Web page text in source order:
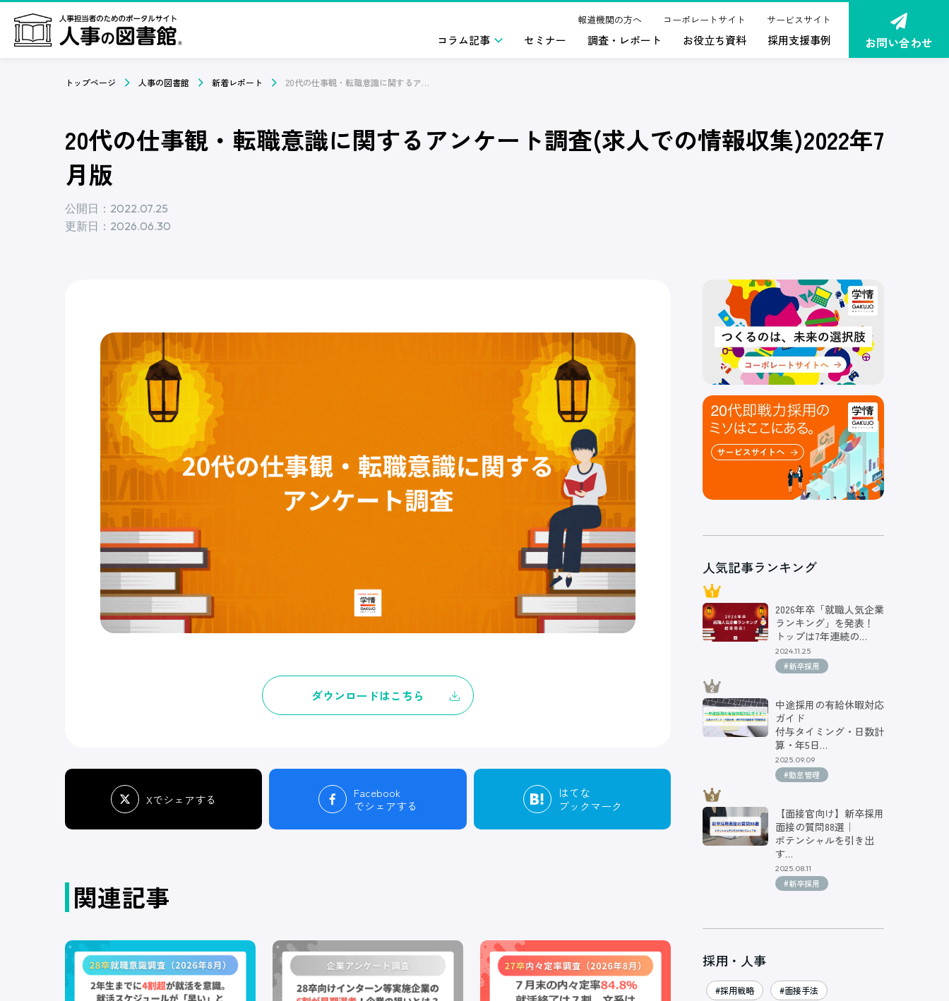
報道機関の方へ コーポレートサイト サービスサイト
コラム記事 セミナー 調査・レポート お役立ち資料 採用支援事例 お問い合わせ
トップページ 人事の図書館 新着レポート 20代の仕事観・転職意識に関するアンケート調査(求人での情報収集)2022年7月版
20代の仕事観・転職意識に関するアンケート調査(求人での情報収集)2022年7
月版
公開日：2022.07.25
更新日：2026.06.30
ダウンロードはこちら
Xでシェアする
Facebook
でシェアする
はてな
ブックマーク
関連記事
人気記事ランキング
2026年卒「就職人気企業
ランキング」を発表！
トップは7年連続の…
2024.11.25
#新卒採用
中途採用の有給休暇対応
ガイド
付与タイミング・日数計
算・年5日…
2025.09.09
#勤怠管理
【面接官向け】新卒採用
面接の質問88選｜
ポテンシャルを引き出
す…
2025.08.11
#新卒採用
採用・人事
#採用戦略 #面接手法